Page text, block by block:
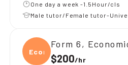
One day a week -1.5Hour/cls
Male tutor/Female tutor-
Econ
Form 6,
$200/hr